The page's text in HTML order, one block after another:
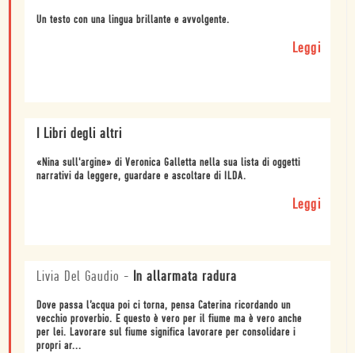
Un testo con una lingua brillante e avvolgente.
Leggi
I Libri degli altri
«Nina sull'argine» di Veronica Galletta nella sua lista di oggetti
narrativi da leggere, guardare e ascoltare di ILDA.
Leggi
Livia Del Gaudio - In allarmata radura
Dove passa l’acqua poi ci torna, pensa Caterina ricordando un
vecchio proverbio. E questo è vero per il fiume ma è vero anche
per lei. Lavorare sul fiume significa lavorare per consolidare i
propri ar...